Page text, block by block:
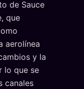
de Sauce
que
aerolínea
y la
lo que se
canales